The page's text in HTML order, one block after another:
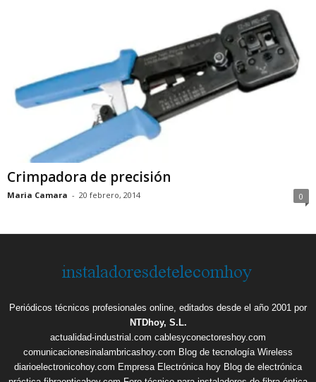
Crimpadora de precisión
Maria Camara - 20 febrero, 2014 0
Periódicos técnicos profesionales online, editados desde el año 2001 por
NTDhoy, S.L.
actualidad-industrial.com cablesyconectoreshoy.com
comunicacionesinalambricashoy.com Blog de tecnología Wireless
diarioelectronicohoy.com Empresa Electrónica hoy Blog de electrónica